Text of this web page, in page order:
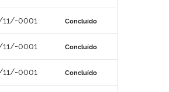
0001 Concluído
0001 Concluído
0001 Concluído